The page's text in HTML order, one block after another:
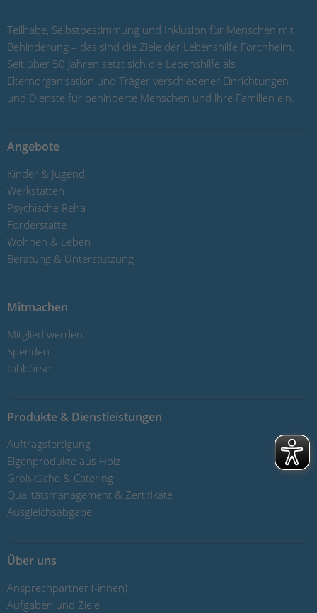
Teilhabe, Selbstbestimmung und Inklusion für Menschen mit
Behinderung – das sind die Ziele der Lebenshilfe Forchheim.
Seit über 50 Jahren setzt sich die Lebenshilfe als
Elternorganisation und Träger verschiedener Einrichtungen
und Dienste für behinderte Menschen und ihre Familien ein.
Angebote
Kinder & Jugend
Werkstätten
Psychische Reha
Förderstätte
Wohnen & Leben
Beratung & Unterstützung
Mitmachen
Mitglied werden
Spenden
Jobbörse
Produkte & Dienstleistungen
Auftragsfertigung
Eigenprodukte aus Holz
Großküche & Catering
Qualitätsmanagement & Zertifikate
Ausgleichsabgabe
Über uns
Ansprechpartner (-innen)
Aufgaben und Ziele